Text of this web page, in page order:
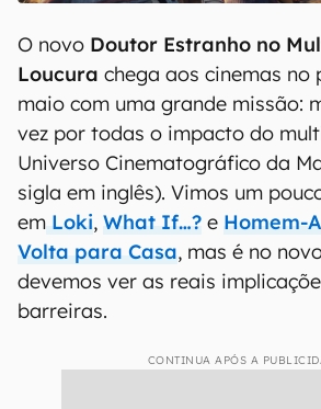
O novo Doutor Estranho no
Loucura chega aos cinemas
maio com uma grande missão:
vez por todas o impacto do
Universo Cinematográfico da
sigla em inglês). Vimos um
em Loki, What If…? e Homem-
Volta para Casa, mas é no
devemos ver as reais
barreiras.
CONTINUA APÓS A